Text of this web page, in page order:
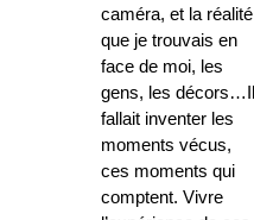
caméra, et la réalité
que je trouvais en
face de moi, les
gens, les décors…Il
fallait inventer les
moments vécus,
ces moments qui
comptent. Vivre